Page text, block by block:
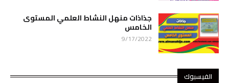
جذاذات منهل النشاط العلمي المستوى
الخامس
9/17/2022
الفيسبوك